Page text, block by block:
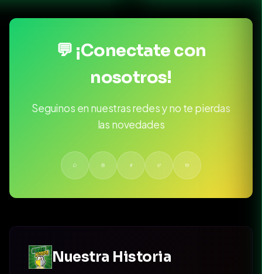
💬 ¡Conectate con
nosotros!
Seguinos en nuestras redes y no te pierdas
las novedades
Nuestra Historia